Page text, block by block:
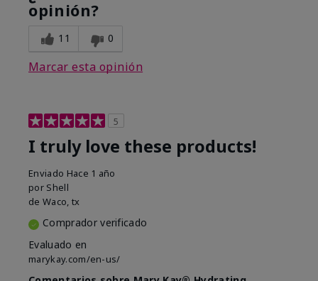
opinión?
11 0
Marcar esta opinión
5
I truly love these products!
Enviado Hace 1 año
por Shell
de Waco, tx
Comprador verificado
Evaluado en
marykay.com/en-us/